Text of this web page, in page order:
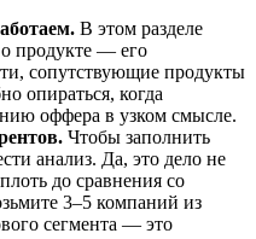
В этом разделе
продукте — его
сопутствующие продукты
опираться, когда
оффера в узком смысле.
Чтобы заполнить
анализ. Да, это дело не
до сравнения со
3–5 компаний из
сегмента — это